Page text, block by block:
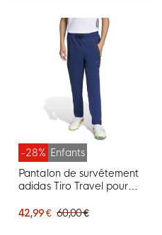
-28% Enfants
Pantalon de survêtement
adidas Tiro Travel pour
42,99 € 60,00 €